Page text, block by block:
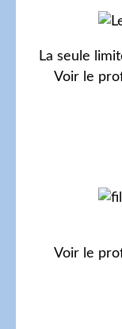
La seule
Voir le
Voir le